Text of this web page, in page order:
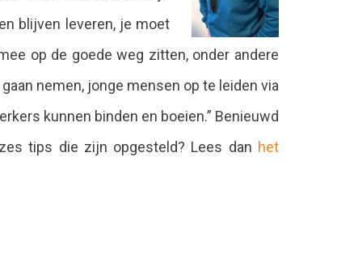
blijven leveren, je moet
op de goede weg zitten, onder andere
nemen, jonge mensen op te leiden via
kunnen binden en boeien.” Benieuwd
tips die zijn opgesteld? Lees dan het